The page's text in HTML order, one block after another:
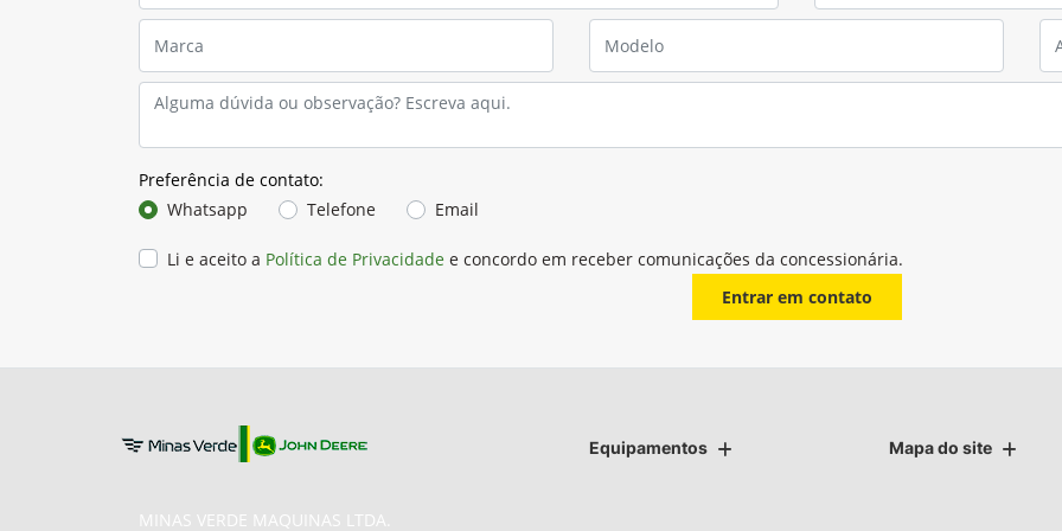
Preferência de contato:
Whatsapp
Telefone Email
Li e aceito a Política de Privacidade e concordo em receber comunicações da concessionária.
Entrar em contato
Equipamentos Mapa do site
MINAS VERDE MAQUINAS LTDA.